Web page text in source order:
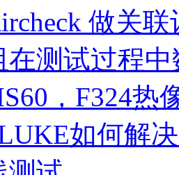
做关
在测试过程
，F324热
如何解